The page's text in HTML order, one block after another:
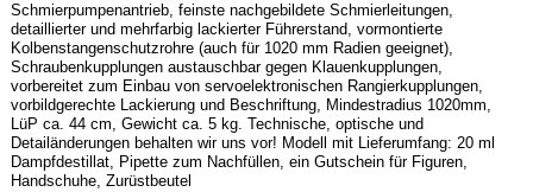
Schmierpumpenantrieb, feinste nachgebildete Schmierleitungen,
detaillierter und mehrfarbig lackierter Führerstand, vormontierte
Kolbenstangenschutzrohre (auch für 1020 mm Radien geeignet),
Schraubenkupplungen austauschbar gegen Klauenkupplungen,
vorbereitet zum Einbau von servoelektronischen Rangierkupplungen,
vorbildgerechte Lackierung und Beschriftung, Mindestradius 1020mm,
LüP ca. 44 cm, Gewicht ca. 5 kg. Technische, optische und
Detailänderungen behalten wir uns vor! Modell mit Lieferumfang: 20 ml
Dampfdestillat, Pipette zum Nachfüllen, ein Gutschein für Figuren,
Handschuhe, Zurüstbeutel